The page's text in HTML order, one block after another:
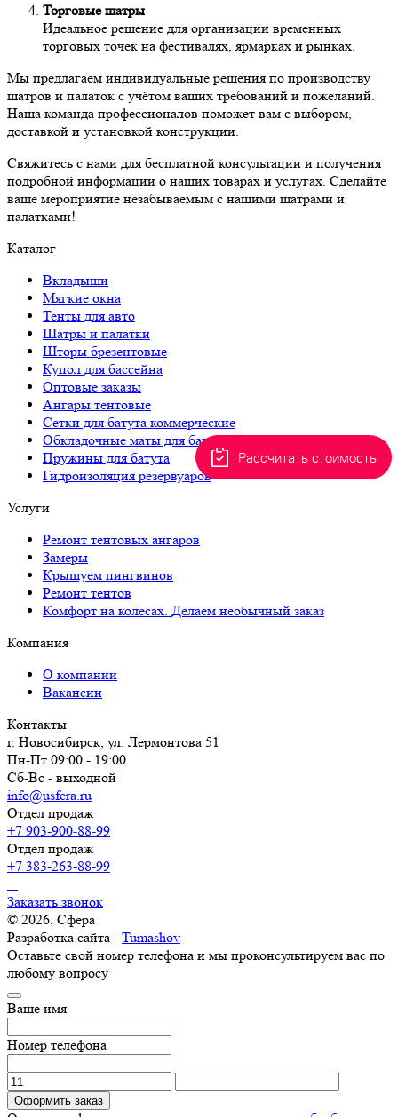
Торговые шатры
Идеальное решение для организации временных
торговых точек на фестивалях, ярмарках и рынках.
Мы предлагаем индивидуальные решения по производству
шатров и палаток с учётом ваших требований и пожеланий.
Наша команда профессионалов поможет вам с выбором,
доставкой и установкой конструкции.
Свяжитесь с нами для бесплатной консультации и получения
подробной информации о наших товарах и услугах. Сделайте
ваше мероприятие незабываемым с нашими шатрами и
палатками!
Каталог
Вкладыши
Мягкие окна
Тенты для авто
Шатры и палатки
Шторы брезентовые
Купол для бассейна
Оптовые заказы
Ангары тентовые
Сетки для батута коммерческие
Обкладочные маты для батута
Пружины для батута
Гидроизоляция резервуаров
Услуги
Ремонт тентовых ангаров
Замеры
Крышуем пингвинов
Ремонт тентов
Комфорт на колесах. Делаем необычный заказ
Компания
О компании
Вакансии
Контакты
г. Новосибирск, ул. Лермонтова 51
Пн-Пт 09:00 - 19:00
Сб-Вс - выходной
info@usfera.ru
Отдел продаж
+7 903-900-88-99
Отдел продаж
+7 383-263-88-99
Заказать звонок
© 2026, Сфера
Разработка сайта - Tumashov
Оставьте свой номер телефона и мы проконсультируем вас по
любому вопросу
Ваше имя
Номер телефона
Оформить заказ
Рассчитать стоимость